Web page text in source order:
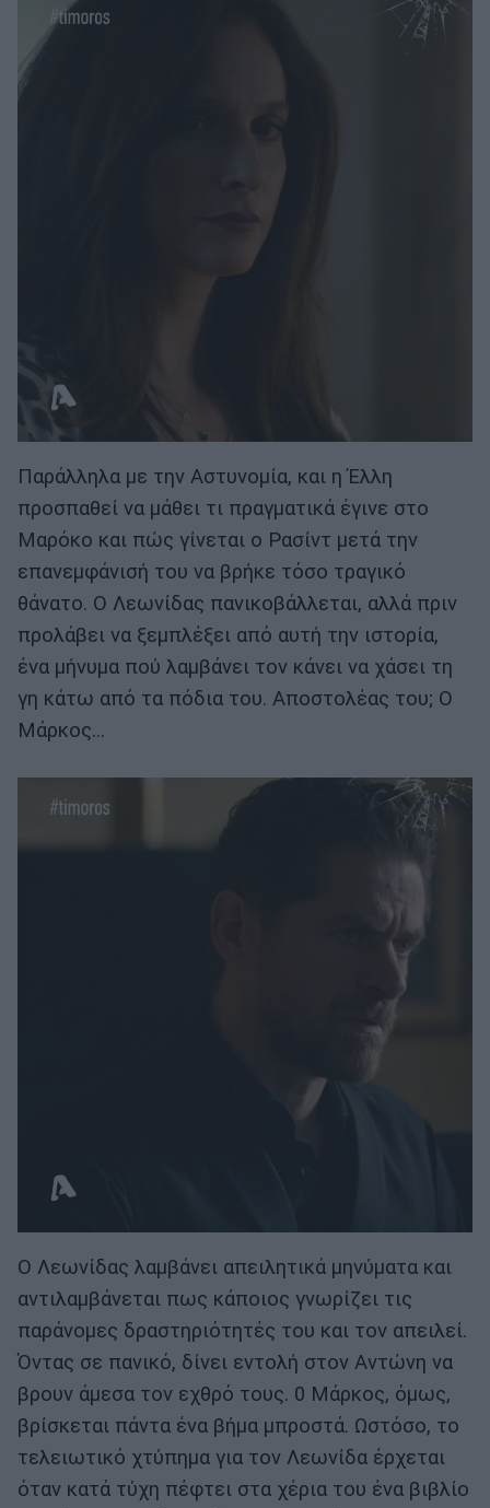
Παράλληλα με την Αστυνομία, και η Έλλη
προσπαθεί να μάθει τι πραγματικά έγινε στο
Μαρόκο και πώς γίνεται ο Ρασίντ μετά την
επανεμφάνισή του να βρήκε τόσο τραγικό
θάνατο. Ο Λεωνίδας πανικοβάλλεται, αλλά πριν
προλάβει να ξεμπλέξει από αυτή την ιστορία,
ένα μήνυμα πού λαμβάνει τον κάνει να χάσει τη
γη κάτω από τα πόδια του. Αποστολέας του; Ο
Μάρκος...
Ο Λεωνίδας λαμβάνει απειλητικά μηνύματα και
αντιλαμβάνεται πως κάποιος γνωρίζει τις
παράνομες δραστηριότητές του και τον απειλεί.
Όντας σε πανικό, δίνει εντολή στον Αντώνη να
βρουν άμεσα τον εχθρό τους. 0 Μάρκος, όμως,
βρίσκεται πάντα ένα βήμα μπροστά. Ωστόσο, το
τελειωτικό χτύπημα για τον Λεωνίδα έρχεται
όταν κατά τύχη πέφτει στα χέρια του ένα βιβλίο